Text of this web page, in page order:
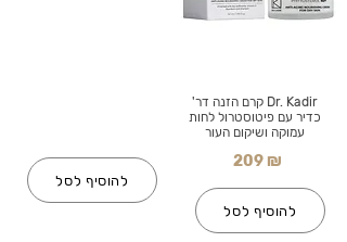
להוסיף לסל
Dr. Kadir קרם הזנה דר'
כדיר עם פיטוסטרול לחות
עמוקה ושיקום העור
209 ₪
להוסיף לסל